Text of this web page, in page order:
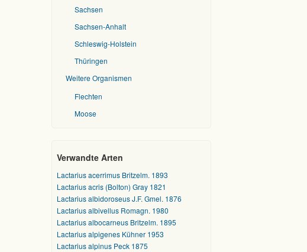
Sachsen
Sachsen-Anhalt
Schleswig-Holstein
Thüringen
Weitere Organismen
Flechten
Moose
Verwandte Arten
Lactarius acerrimus Britzelm. 1893
Lactarius acris (Bolton) Gray 1821
Lactarius albidoroseus J.F. Gmel. 1876
Lactarius albivellus Romagn. 1980
Lactarius albocarneus Britzelm. 1895
Lactarius alpigenes Kühner 1953
Lactarius alpinus Peck 1875